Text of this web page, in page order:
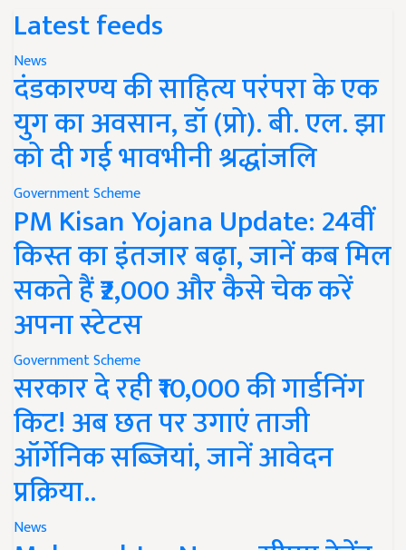
Latest feeds
News
दंडकारण्य की साहित्य परंपरा के एक
युग का अवसान, डॉ (प्रो). बी. एल. झा
को दी गई भावभीनी श्रद्धांजलि
Government Scheme
PM Kisan Yojana Update: 24वीं
किस्त का इंतजार बढ़ा, जानें कब मिल
सकते हैं ₹2,000 और कैसे चेक करें
अपना स्टेटस
Government Scheme
सरकार दे रही ₹10,000 की गार्डनिंग
किट! अब छत पर उगाएं ताजी
ऑर्गेनिक सब्जियां, जानें आवेदन
प्रक्रिया..
News